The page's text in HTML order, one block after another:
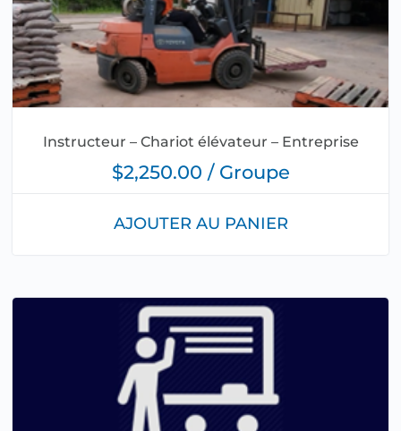
Instructeur – Chariot élévateur – Entreprise
$2,250.00 / Groupe
AJOUTER AU PANIER